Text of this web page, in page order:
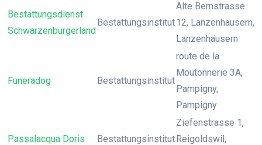
Bestattungsdienst
Schwarzenburgerland
Bestattungsinstitut
Alte Bernstrasse
12, Lanzenhäusern,
Lanzenhäusern
Funeradog Bestattungsinstitut
route de la
Moutonnerie 3A,
Pampigny,
Pampigny
Passalacqua Doris Bestattungsinstitut
Ziefenstrasse 1,
Reigoldswil,